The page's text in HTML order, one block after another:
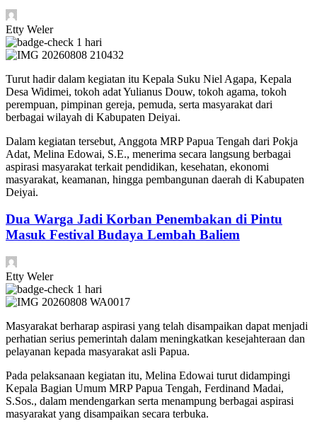
Etty Weler
1 hari
Turut hadir dalam kegiatan itu Kepala Suku Niel Agapa, Kepala
Desa Widimei, tokoh adat Yulianus Douw, tokoh agama, tokoh
perempuan, pimpinan gereja, pemuda, serta masyarakat dari
berbagai wilayah di Kabupaten Deiyai.
Dalam kegiatan tersebut, Anggota MRP Papua Tengah dari Pokja
Adat, Melina Edowai, S.E., menerima secara langsung berbagai
aspirasi masyarakat terkait pendidikan, kesehatan, ekonomi
masyarakat, keamanan, hingga pembangunan daerah di Kabupaten
Deiyai.
Dua Warga Jadi Korban Penembakan di Pintu
Masuk Festival Budaya Lembah Baliem
Etty Weler
1 hari
Masyarakat berharap aspirasi yang telah disampaikan dapat menjadi
perhatian serius pemerintah dalam meningkatkan kesejahteraan dan
pelayanan kepada masyarakat asli Papua.
Pada pelaksanaan kegiatan itu, Melina Edowai turut didampingi
Kepala Bagian Umum MRP Papua Tengah, Ferdinand Madai,
S.Sos., dalam mendengarkan serta menampung berbagai aspirasi
masyarakat yang disampaikan secara terbuka.